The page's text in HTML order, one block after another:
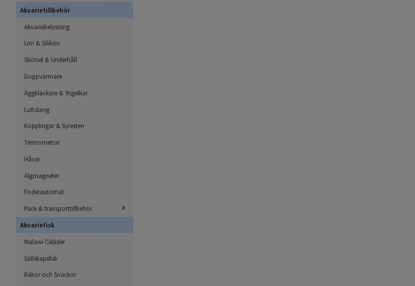
Akvarietillbehör
Akvariebelysning
Lim & Silikon
Skötsel & Underhåll
Doppvärmare
Äggkläckare & Yngelkar
Luftslang
Kopplingar & Syresten
Termometrar
Håvar
Algmagneter
Foderautomat
Pack & transporttillbehör
Akvariefisk
Malawi Ciklider
Sällskapsfisk
Räkor och Snäckor